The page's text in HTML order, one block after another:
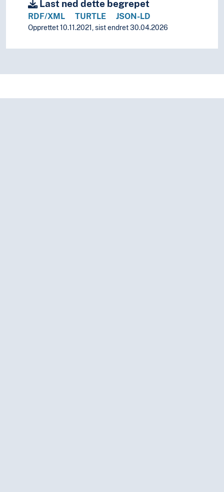
Last ned dette begrepet
RDF/XML TURTLE JSON-LD
Opprettet 10.11.2021, sist endret 30.04.2026